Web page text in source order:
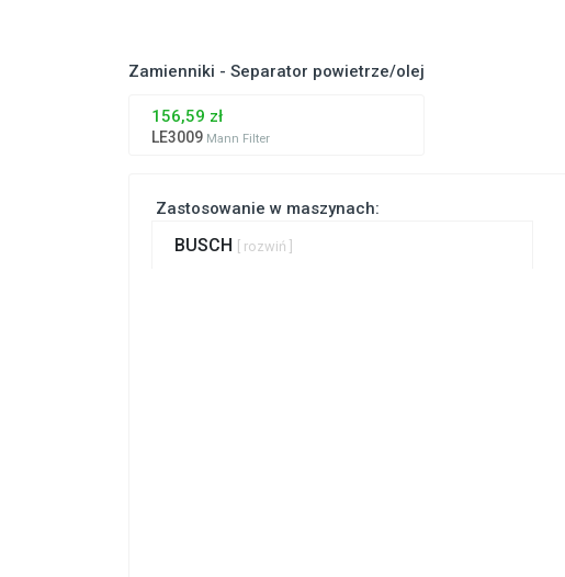
Zamienniki - Separator powietrze/olej
156,59 zł
LE3009 Mann Filter
Zastosowanie w maszynach:
BUSCH [ rozwiń ]